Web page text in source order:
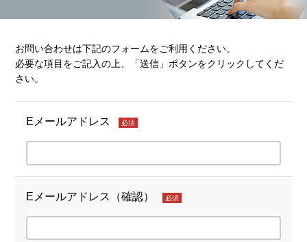
お問い合わせは下記のフォームをご利用ください。
必要な項目をご記入の上、「送信」ボタンをクリックしてくだ
さい。
Eメールアドレス 必須
Eメールアドレス（確認） 必須